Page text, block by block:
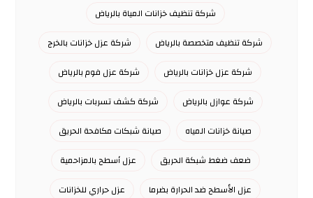
شركة تنظيف خزانات المياة بالرياض
شركة تنظيف متخصصة بالرياض
شركة عزل خزانات بالخرج
شركة عزل خزانات بالرياض
شركة عزل فوم بالرياض
شركة عوازل بالرياض
شركة كشف تسربات بالرياض
صيانة خزانات المياه
صيانة شبكات مكافحة الحريق
ضعف ضغط شبكة الحريق
عزل أسطح بالمزاحمية
عزل الأسطح ضد الحرارة بضرما
عزل حراري للخزانات